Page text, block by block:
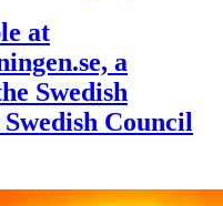
at
a
Swedish
Council